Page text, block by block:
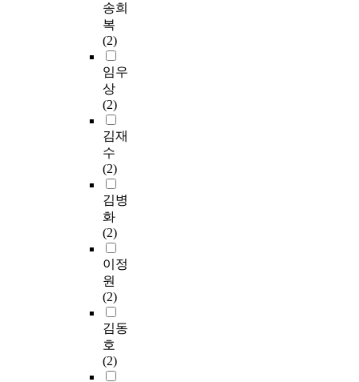
송희
복
(2)
임우
상
(2)
김재
수
(2)
김병
화
(2)
이정
원
(2)
김동
호
(2)